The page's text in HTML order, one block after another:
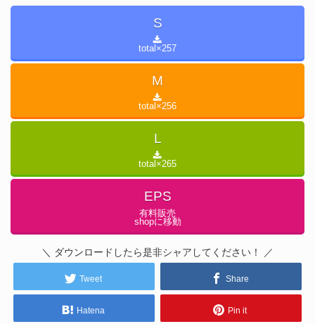
S
total×257
M
total×256
L
total×265
EPS
有料販売
shopに移動
＼ ダウンロードしたら是非シャアしてください！ ／
Tweet Share
Hatena Pin it